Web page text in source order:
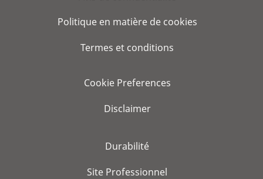
Politique en matière de cookies
Termes et conditions
Cookie Preferences
Disclaimer
Durabilité
Site Professionnel